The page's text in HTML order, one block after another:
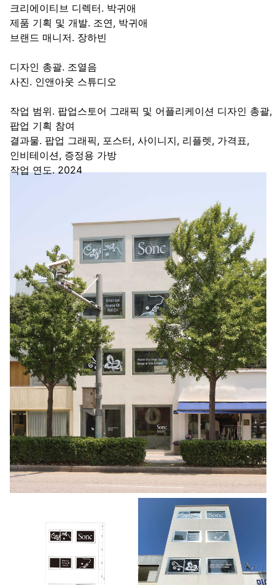
크리에이티브 디렉터. 박귀애
제품 기획 및 개발. 조연, 박귀애
브랜드 매니저. 장하빈
디자인 총괄. 조열음
사진. 인앤아웃 스튜디오
작업 범위. 팝업스토어 그래픽 및 어플리케이션 디자인 총괄,
팝업 기획 참여
결과물. 팝업 그래픽, 포스터, 사이니지, 리플렛, 가격표,
인비테이션, 증정용 가방
작업 연도. 2024